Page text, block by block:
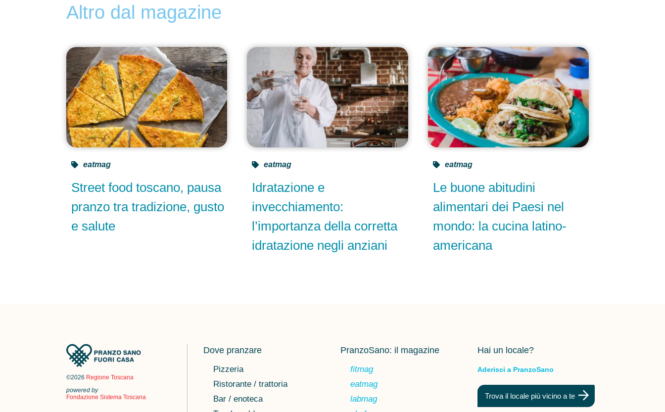
Altro dal magazine
Street food toscano, pausa
pranzo tra tradizione, gusto
e salute
eatmag
Idratazione e
invecchiamento:
l’importanza della corretta
idratazione negli anziani
eatmag
Le buone abitudini
alimentari dei Paesi nel
mondo: la cucina latino-
americana
eatmag
©2026 Regione Toscana
powered by
Fondazione Sistema Toscana
Dove pranzare
Pizzeria
Ristorante / trattoria
Bar / enoteca
PranzoSano: il magazine
fitmag
eatmag
labmag
Hai un locale?
Aderisci a PranzoSano
Trova il locale più vicino a te